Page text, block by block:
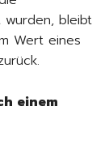
bleibt
Wert eines
einem